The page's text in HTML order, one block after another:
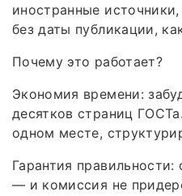
иностранные
без даты публикации,
Почему это работает?
Экономия времени:
десятков страниц
одном месте,
Гарантия
— и комиссия не